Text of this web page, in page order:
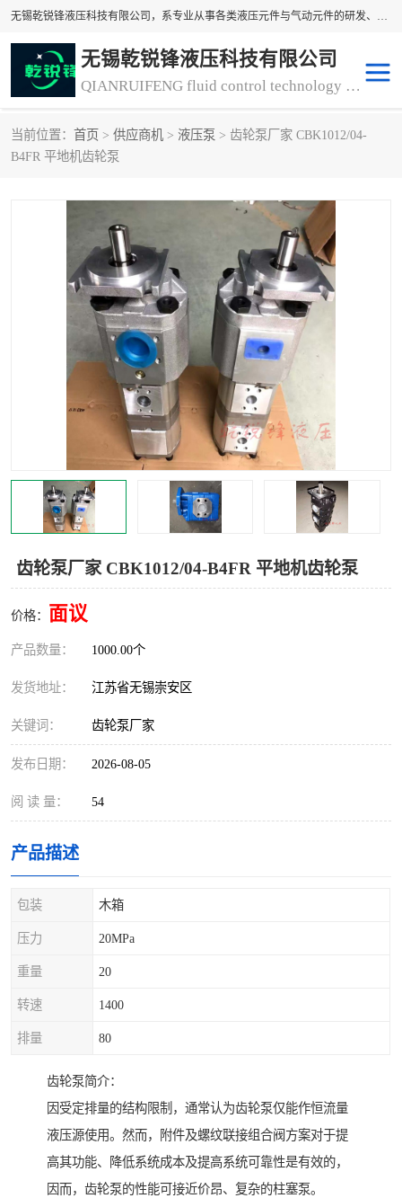
无锡乾锐锋液压科技有限公司，系专业从事各类液压元件与气动元件的研发、生产和销售业务为一体的生产型齿轮泵厂家、液压齿轮泵厂家。主要生产销售风冷式冷却器、液压油风冷却器，冷却器厂家直销、齿轮泵型号、齿轮泵厂家排名详情可来电咨询！
无锡乾锐锋液压科技有限公司
QIANRUIFENG fluid control technology co. LTD
当前位置： 首页 > 供应商机 > 液压泵 > 齿轮泵厂家 CBK1012/04-
B4FR 平地机齿轮泵
齿轮泵厂家 CBK1012/04-B4FR 平地机齿轮泵
价格： 面议
产品数量： 1000.00个
发货地址： 江苏省无锡崇安区
关键词： 齿轮泵厂家
发布日期： 2026-08-05
阅 读 量： 54
产品描述
包装 木箱
压力 20MPa
重量 20
转速 1400
排量 80
齿轮泵简介：
因受定排量的结构限制，通常认为齿轮泵仅能作恒流量
液压源使用。然而，附件及螺纹联接组合阀方案对于提
高其功能、降低系统成本及提高系统可靠性是有效的，
因而，齿轮泵的性能可接近价昂、复杂的柱塞泵。
液压泵
冷却器厂家直销 过滤器
离合器、制动器 气动元器件
齿轮泵厂家